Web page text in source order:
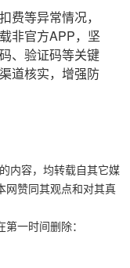
等异常情况，
非官方APP，坚
、验证码等关键
道核实，增强防
内容，均转载自其它媒
网赞同其观点和对其真
一时间删除：